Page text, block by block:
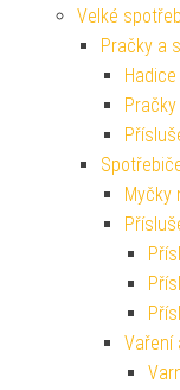
Velké
Pračky a
Pračky
Myčky
Vaření